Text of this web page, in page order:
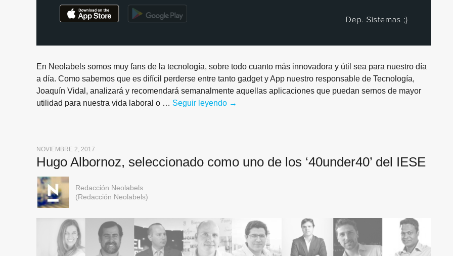
En Neolabels somos muy fans de la tecnología, sobre todo cuanto más innovadora y útil sea para nuestro día
a día. Como sabemos que es difícil perderse entre tanto gadget y App nuestro responsable de Tecnología,
Joaquín Vidal, analizará y recomendará semanalmente aquellas aplicaciones que puedan sernos de mayor
utilidad para nuestra vida laboral o … Seguir leyendo La recomendación geek de la semana
→
NOVIEMBRE 2, 2017
Hugo Albornoz, seleccionado como uno de los ‘40under40’ del IESE
Redacción Neolabels
(Redacción Neolabels)